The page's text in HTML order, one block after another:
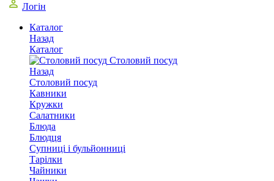
Логін
Каталог
Назад
Каталог
Столовий посуд
Назад
Столовий посуд
Кавники
Кружки
Салатники
Блюда
Блюдця
Супниці і бульйонниці
Тарілки
Чайники